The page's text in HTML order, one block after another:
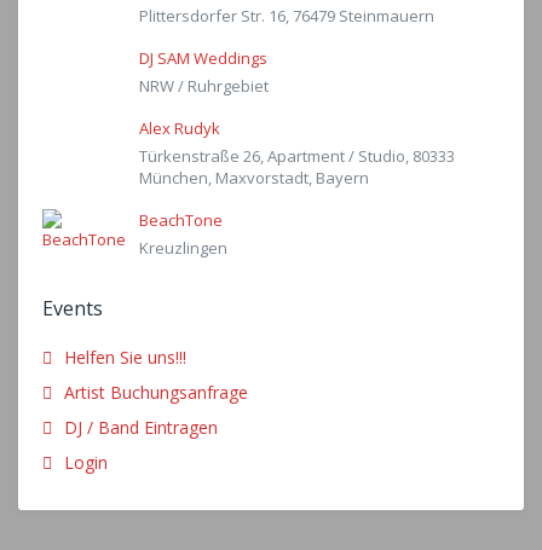
Plittersdorfer Str. 16, 76479 Steinmauern
DJ SAM Weddings
NRW / Ruhrgebiet
Alex Rudyk
Türkenstraße 26, Apartment / Studio, 80333
München, Maxvorstadt, Bayern
BeachTone
Kreuzlingen
Events
Helfen Sie uns!!!
Artist Buchungsanfrage
DJ / Band Eintragen
Login